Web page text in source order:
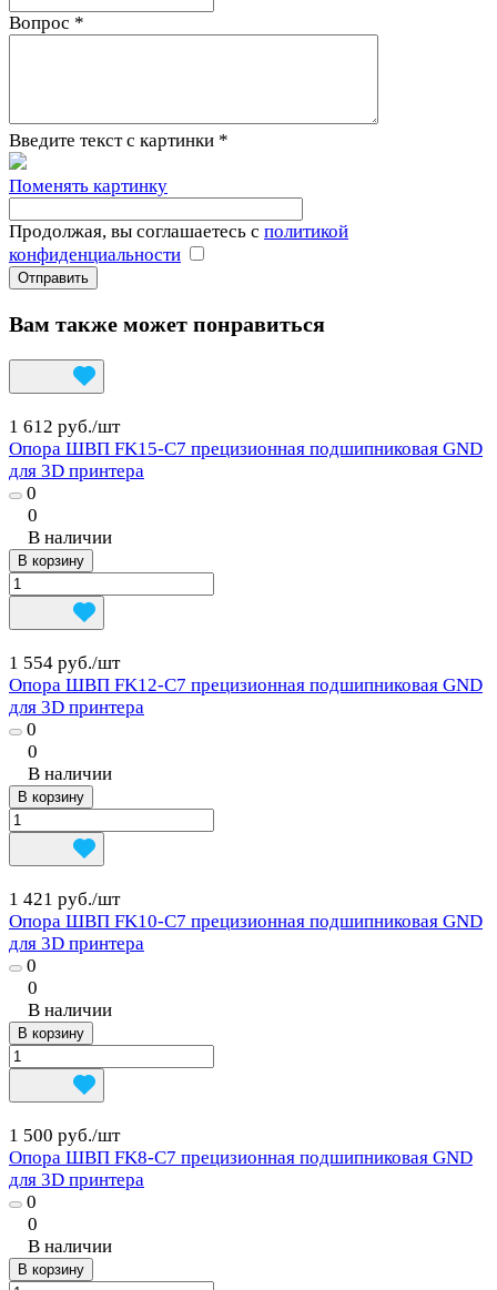
Вопрос *
Введите текст с картинки *
Поменять картинку
Продолжая, вы соглашаетесь с политикой
конфиденциальности
Вам также может понравиться
1 612 руб./шт
Опора ШВП FK15-C7 прецизионная подшипниковая GND
для 3D принтера
0
0
В наличии
В корзину
1 554 руб./шт
Опора ШВП FK12-C7 прецизионная подшипниковая GND
для 3D принтера
0
0
В наличии
В корзину
1 421 руб./шт
Опора ШВП FK10-C7 прецизионная подшипниковая GND
для 3D принтера
0
0
В наличии
В корзину
1 500 руб./шт
Опора ШВП FK8-C7 прецизионная подшипниковая GND
для 3D принтера
0
0
В наличии
В корзину